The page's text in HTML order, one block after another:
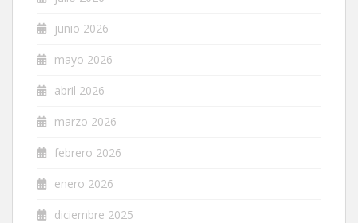
junio 2026
mayo 2026
abril 2026
marzo 2026
febrero 2026
enero 2026
diciembre 2025